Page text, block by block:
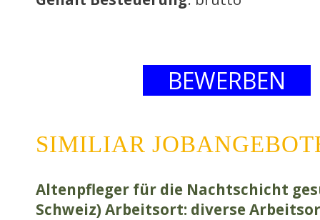
BEWERBEN
SIMILIAR
Altenpfleger für die Nachtschicht
Schweiz) Arbeitsort: diverse